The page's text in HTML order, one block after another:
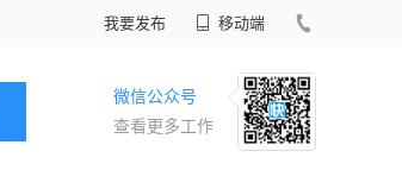
我要发布 移动端
微信公众号
查看更多工作